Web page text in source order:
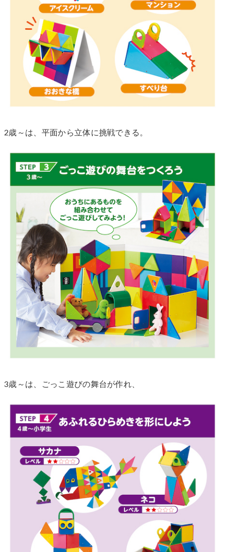
2歳～は、平面から立体に挑戦できる。
3歳～は、ごっこ遊びの舞台が作れ、